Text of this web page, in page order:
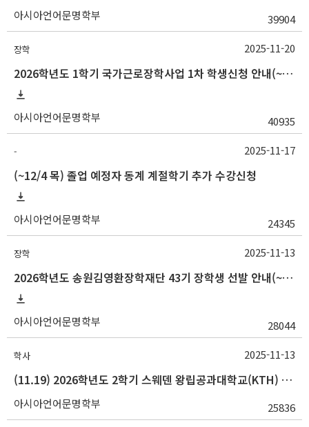
아시아언어문명학부 39904
장학
2026학년도 1학기 국가근로장학사업 1차 학생신청 안내(~12/26)
아시아언어문명학부 40935
2025-11-20
-
(~12/4 목) 졸업 예정자 동계 계절학기 추가 수강신청
아시아언어문명학부 24345
2025-11-17
장학
2026학년도 송원김영환장학재단 43기 장학생 선발 안내(~11/17 10:00)
아시아언어문명학부 28044
2025-11-13
학사
(11.19) 2026학년도 2학기 스웨덴 왕립공과대학교(KTH) 교환학생 모집 설명회
아시아언어문명학부 25836
2025-11-13